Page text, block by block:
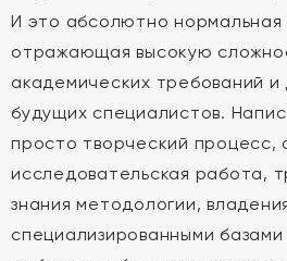
И это абсолютно нормальная
отражающая высокую
академических требований
будущих специалистов.
просто творческий процесс,
исследовательская работа,
знания методологии,
специализированными